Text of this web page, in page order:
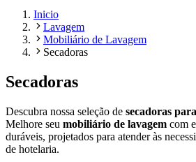
Inicio
Lavagem
Mobiliário de Lavagem
Secadoras
Secadoras
Descubra nossa seleção de secadoras
Melhore seu mobiliário de lavagem com
duráveis, projetados para atender às
de hotelaria.